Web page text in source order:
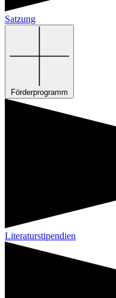
Satzung
Förderprogramm
Literaturstipendien